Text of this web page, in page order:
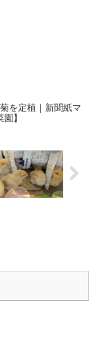
を定植｜新聞紙マ
】